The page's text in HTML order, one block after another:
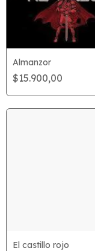
Almanzor
$15.900,00
El castillo rojo